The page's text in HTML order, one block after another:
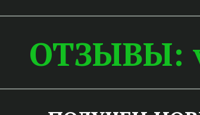
ОТЗЫВЫ: